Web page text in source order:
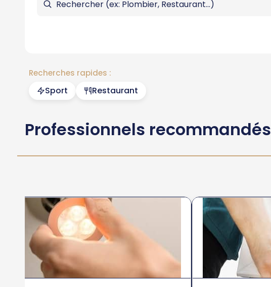
Recherches rapides :
Sport Restaurant
Professionnels recommandés